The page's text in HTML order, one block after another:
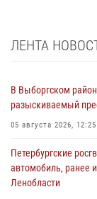
ЛЕНТА
В Выборгском
разыскиваемый
05 августа 2026, 12:25
Петербургские
автомобиль, ранее
Ленобласти